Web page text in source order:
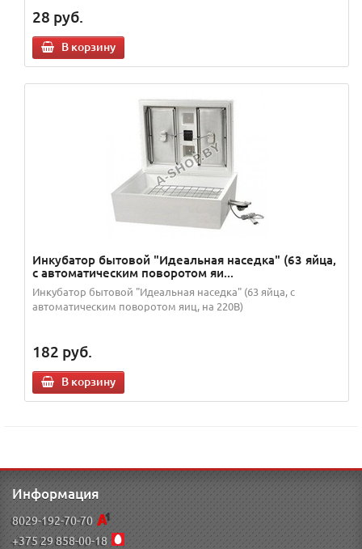
28 руб.
В корзину
Инкубатор бытовой "Идеальная наседка" (63 яйца,
с автоматическим поворотом яи...
Инкубатор бытовой "Идеальная наседка" (63 яйца, с
автоматическим поворотом яиц, на 220В)
182 руб.
В корзину
Информация
8029-192-70-70
+375 29 858-00-18